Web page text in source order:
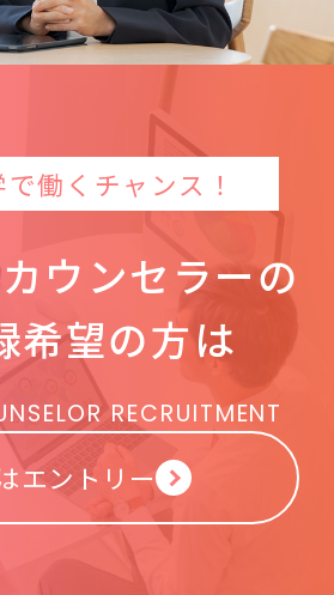
働くチャンス！
ウンセラーの
希望の方は
RECRUITMENT
エントリー